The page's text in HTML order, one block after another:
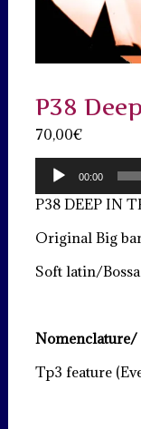
P38
70,00€
Lecteur
audio
00:00
P38 DEEP IN
Original Big
Soft latin/Bossa
Nomenclature/
Tp3 feature